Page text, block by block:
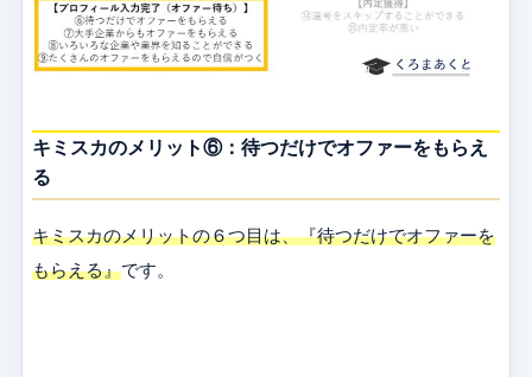
キミスカのメリット⑥：待つだけでオファーをもらえ
る
キミスカのメリットの６つ目は、『待つだけでオファーを
もらえる』です。